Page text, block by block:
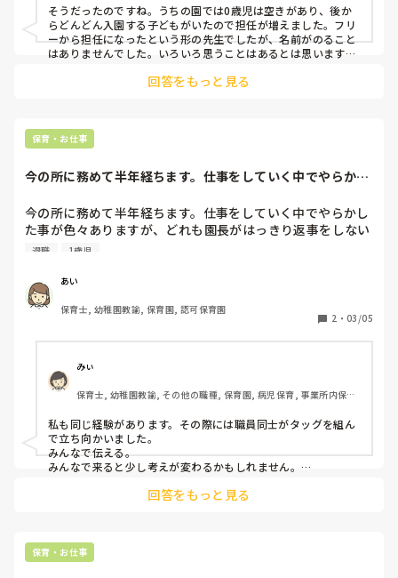
笑顔でいるあなたに絶対に不幸は似合わないから良いことが起
きる。
解決策を考えて、同じ誤ちを二度としなければ、幸せなります
再来年度は転職する事も視野に入れてみようと思っていま
す。
そうだったのですね。うちの園では0歳児は空きがあり、後か
らどんどん入園する子どもがいたので担任が増えました。フリ
ーから担任になったという形の先生でしたが、名前がのること
はありませんでした。いろいろ思うことはあるとは思います
なのかもしれません。なかなか希望を出しても通らなかった
せん！と返事し気持ちを認めながら接していました。するとだ
んだんいろんなことを任せてもらえるようになり、2年目なが
ら頼られる存在となりました。私も最初は、不安だらけでした
が自分が変われば周りも変わっていくことに、この一年を通し
は自分を見つめ直すと視野が広がりいろんな考え方が生まれて
きます。参考までに😊
回答をもっと見る
保育・お仕事
今の所に務めて半年経ちます。仕事をしていく中でやらかし
今の所に務めて半年経ちます。仕事をしていく中でやらかし
た事が色々ありますが、どれも園長がはっきり返事をしない
曖昧でなぁなぁで来ていたので下の人が働きにくいです。そ
言いますが今は保育ですが？
いつも現場に来ず事務所に座っているだけ…人がいない、足
りないと散々言って手伝って欲しいと言ってるのにそれもな
け。しまいにはデタラメの苦情を言って職員を退職に追い込
む始末…。何を言っても変わらない…
保育したいだけなのに…今精神、肉体的にも苦しいです…職
場に行きたくもないです…毎日が辛い…
退職 1歳児
あい
保育士, 幼稚園教諭, 保育園, 認可保育園
2 ・ 03/05
みぃ
保育士, 幼稚園教諭, その他の職種, 保育園, 病児保育, 事業所内保育,
私も同じ経験があります。その際には職員同士がタッグを組ん
で立ち向かいました。
みんなで伝える。
みんなで来ると少し考えが変わるかもしれません。
頂きます。と伝えました。 回答をもっと見る
保育・お仕事